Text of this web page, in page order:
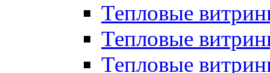
Тепловые
Тепловые
Тепловые